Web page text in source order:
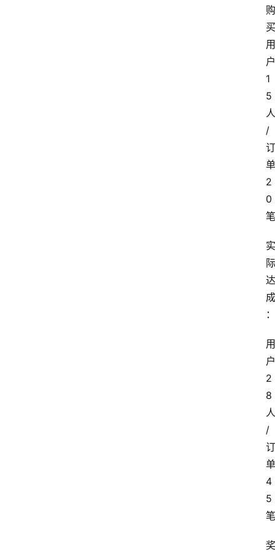
购
买
用
户
1
5
人
/
订
单
2
0
笔
实
际
达
成
：
用
户
2
8
人
/
订
单
4
5
笔
奖